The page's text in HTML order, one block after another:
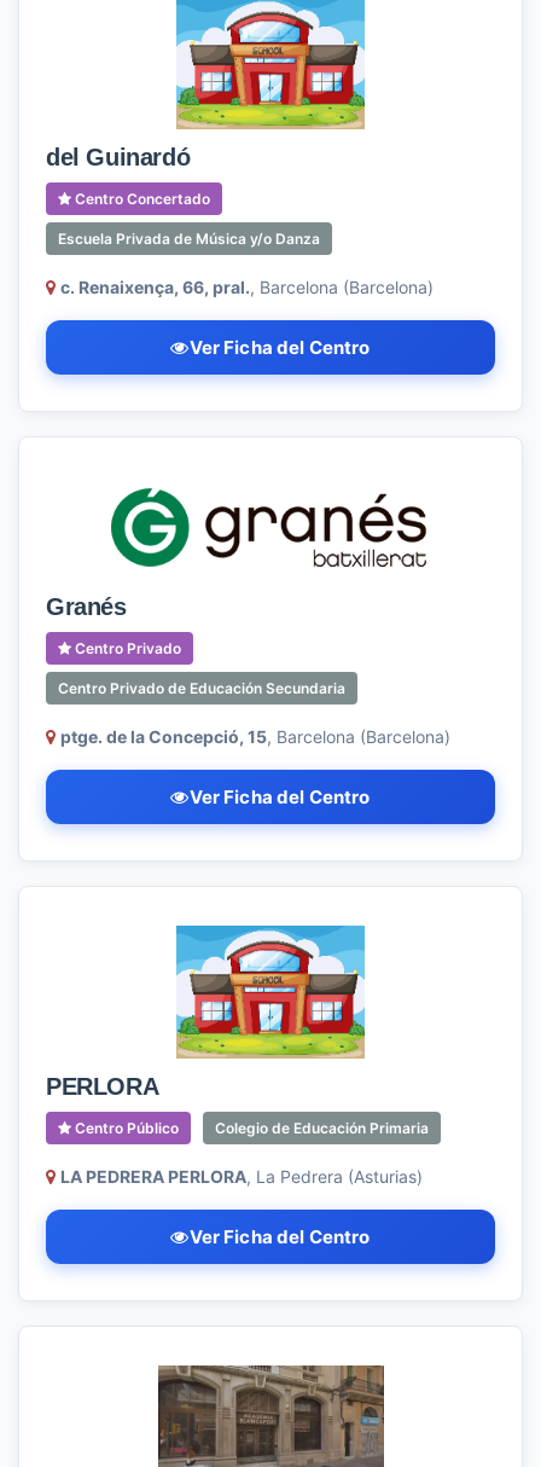
del Guinardó
Centro Concertado
Escuela Privada de Música y/o Danza
c. Renaixença, 66, pral., Barcelona (Barcelona)
Ver Ficha del Centro
Granés
Centro Privado
Centro Privado de Educación Secundaria
ptge. de la Concepció, 15, Barcelona (Barcelona)
Ver Ficha del Centro
PERLORA
Centro Público Colegio de Educación Primaria
LA PEDRERA PERLORA, La Pedrera (Asturias)
Ver Ficha del Centro